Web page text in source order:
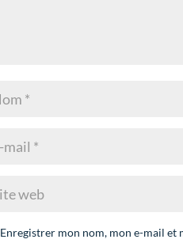
Enregistrer mon nom, mon e-mail